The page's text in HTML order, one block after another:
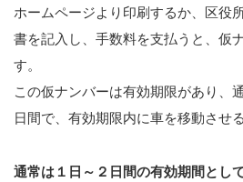
ホームページより印刷するか、区役
書を記入し、手数料を支払うと、仮
す。
この仮ナンバーは有効期限があり、
日間で、有効期限内に車を移動させ
通常は１日～２日間の有効期間とし